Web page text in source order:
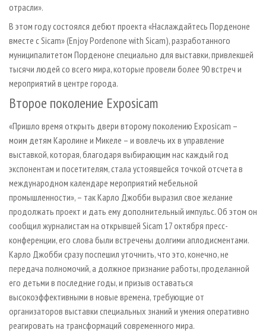
отрасли».
В этом году состоялся дебют проекта «Наслаждайтесь Порденоне
вместе с Sicam» (Enjoy Pordenone with Sicam), разработанного
муниципалитетом Порденоне специально для выставки, привлекшей
тысячи людей со всего мира, которые провели более 90 встреч и
мероприятий в центре города.
Второе поколение Exposicam
«Пришло время открыть двери второму поколению Exposicam –
моим детям Каролине и Микеле – и вовлечь их в управление
выставкой, которая, благодаря выбирающим нас каждый год
экспонентам и посетителям, стала устоявшейся точкой отсчета в
международном календаре мероприятий мебельной
промышленности», – так Карло Джобби выразил свое желание
продолжать проект и дать ему дополнительный импульс. Об этом он
сообщил журналистам на открывшей Sicam 17 октября пресс-
конференции, его слова были встречены долгими аплодисментами.
Карло Джобби сразу поспешил уточнить, что это, конечно, не
передача полномочий, а должное признание работы, проделанной
его детьми в последние годы, и призыв оставаться
высокоэффективными в новые времена, требующие от
организаторов выставки специальных знаний и умения оперативно
реагировать на трансформаций современного мира.